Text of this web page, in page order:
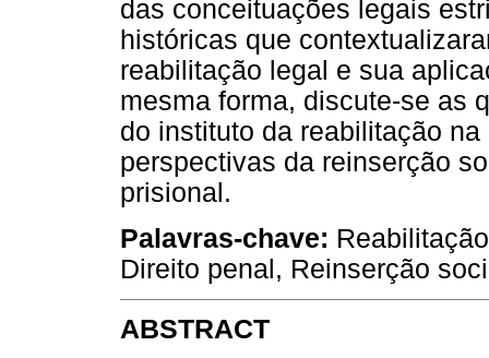
das conceituações legais
históricas que
reabilitação legal e sua
mesma forma, discute-se as
do instituto da reabilitação
perspectivas da reinserção
prisional.
Palavras-chave:
Direito penal, Reinserção
ABSTRACT